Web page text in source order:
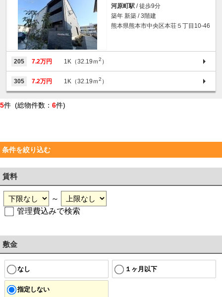
河原町駅 / 徒歩9分
築年 新築 / 3階建
熊本県熊本市中央区本荘５丁目10-46
205 7.2万円 1K（32.19ｍ2 ）
305 7.2万円 1K（32.19ｍ2 ）
5件 (総物件数： 6件)
条件を絞り込む
賃料
～
管理費込みで検索
敷金
なし １ヶ月以下
指定しない